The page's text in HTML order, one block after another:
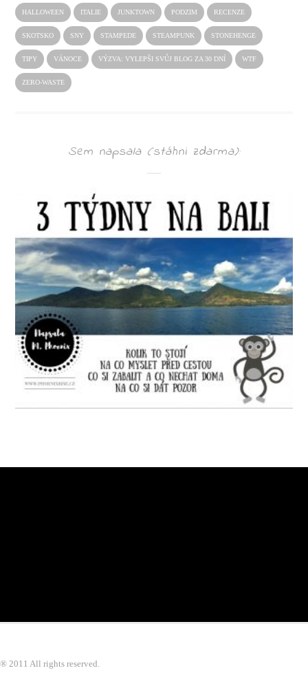
HALLOWEEN ITALIE JUNKTOWN PODZIM RECENZE
SKOTSKO SNY STAMPEDE STEAMPUNK STONEHENGE
TIPY VÁNOCE VÝZVA: VYLEPŠI SVŮJ BLOG ZA 30 DNÍ WTF
ZERO-WASTE
Sem napsala (stáhni zdarma):
® 2011 All rights reserved.